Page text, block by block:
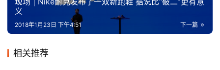
义
下一篇
2018年1月23日 下午4:51
相关推荐